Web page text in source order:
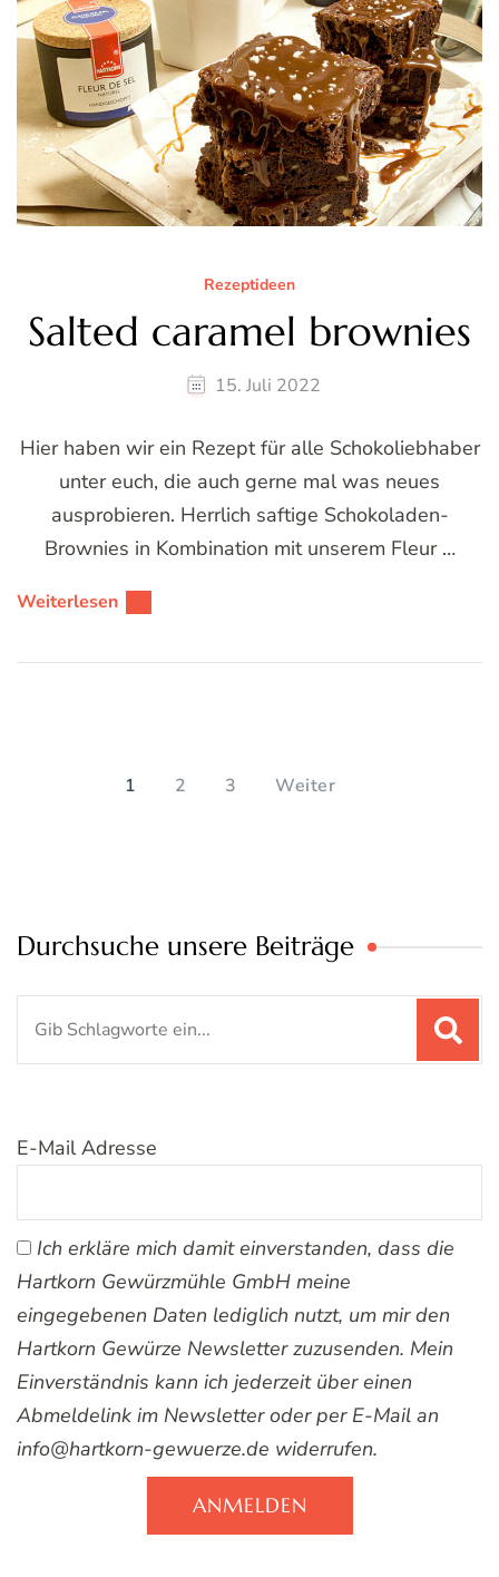
Rezeptideen
Salted caramel brownies
15. Juli 2022
Hier haben wir ein Rezept für alle Schokoliebhaber
unter euch, die auch gerne mal was neues
ausprobieren. Herrlich saftige Schokoladen-
Brownies in Kombination mit unserem Fleur …
Weiterlesen
BeiträgeSEITE
1 SEITE
2 SEITE
3 Weiter
Durchsuche unsere Beiträge
E-Mail Adresse
Ich erkläre mich damit einverstanden, dass die
Hartkorn Gewürzmühle GmbH meine
eingegebenen Daten lediglich nutzt, um mir den
Hartkorn Gewürze Newsletter zuzusenden. Mein
Einverständnis kann ich jederzeit über einen
Abmeldelink im Newsletter oder per E-Mail an
info@hartkorn-gewuerze.de widerrufen.
ANMELDEN